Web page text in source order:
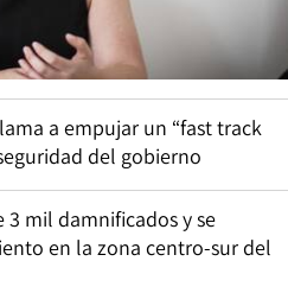
a empujar un “fast track
del gobierno
3 mil damnificados y se
en la zona centro-sur del